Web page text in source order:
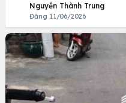
Nguyễn Thành Trung
Đăng 11/06/2026